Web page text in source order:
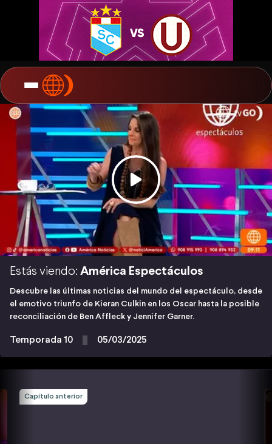
Estás viendo: América Espectáculos
Descubre las últimas noticias del mundo del espectáculo, desde
el emotivo triunfo de Kieran Culkin en los Oscar hasta la posible
reconciliación de Ben Affleck y Jennifer Garner.
Temporada 10 05/03/2025
Capítulo anterior